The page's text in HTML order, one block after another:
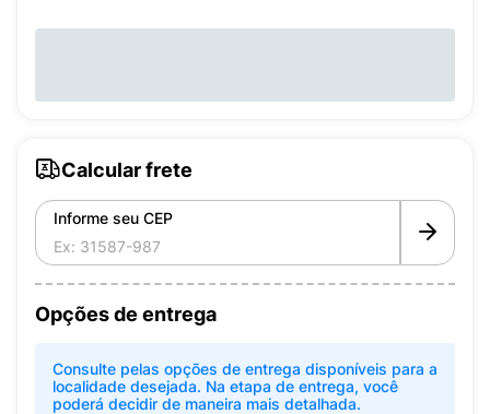
Calcular frete
Informe seu CEP
Opções de entrega
Consulte pelas opções de entrega disponíveis para a
localidade desejada. Na etapa de entrega, você
poderá decidir de maneira mais detalhada.